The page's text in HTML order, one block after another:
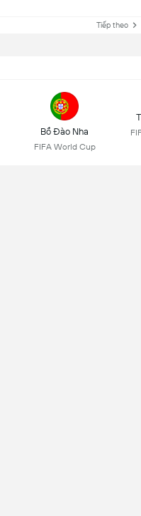
Tiếp theo
Bồ Đào Nha
FIFA World Cup